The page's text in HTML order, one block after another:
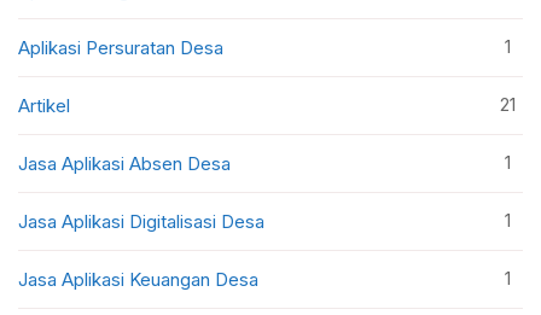
Aplikasi Persuratan Desa 1
Artikel 21
Jasa Aplikasi Absen Desa 1
Jasa Aplikasi Digitalisasi Desa 1
Jasa Aplikasi Keuangan Desa 1